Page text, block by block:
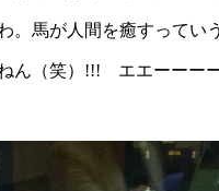
。馬が人間を癒すって
ん（笑）!!! エエーー